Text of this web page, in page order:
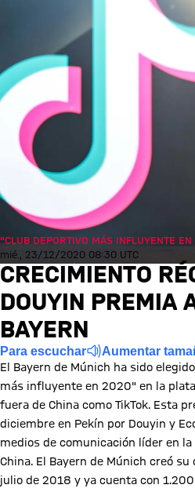
"CLUB DEPORTIVO MÁS INFLUYENTE
mié., 23/12/2020 08:30 UTC
CRECIMIENTO
DOUYIN PREMIA
BAYERN
Para escuchar Aumentar
El Bayern de Múnich ha sido
más influyente en 2020" en la
fuera de China como TikTok. Esta
diciembre en Pekín por Douyin y
medios de comunicación líder en
China. El Bayern de Múnich creó
julio de 2018 y ya cuenta con